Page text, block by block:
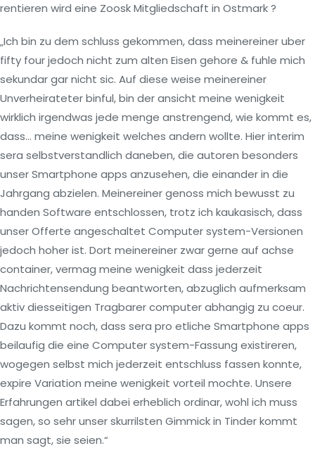
rentieren wird eine Zoosk Mitgliedschaft in Ostmark ?
„Ich bin zu dem schluss gekommen, dass meinereiner uber
fifty four jedoch nicht zum alten Eisen gehore & fuhle mich
sekundar gar nicht sic. Auf diese weise meinereiner
Unverheirateter binful, bin der ansicht meine wenigkeit
wirklich irgendwas jede menge anstrengend, wie kommt es,
dass… meine wenigkeit welches andern wollte. Hier interim
sera selbstverstandlich daneben, die autoren besonders
unser Smartphone apps anzusehen, die einander in die
Jahrgang abzielen. Meinereiner genoss mich bewusst zu
handen Software entschlossen, trotz ich kaukasisch, dass
unser Offerte angeschaltet Computer system-Versionen
jedoch hoher ist. Dort meinereiner zwar gerne auf achse
container, vermag meine wenigkeit dass jederzeit
Nachrichtensendung beantworten, abzuglich aufmerksam
aktiv diesseitigen Tragbarer computer abhangig zu coeur.
Dazu kommt noch, dass sera pro etliche Smartphone apps
beilaufig die eine Computer system-Fassung existireren,
wogegen selbst mich jederzeit entschluss fassen konnte,
expire Variation meine wenigkeit vorteil mochte. Unsere
Erfahrungen artikel dabei erheblich ordinar, wohl ich muss
sagen, so sehr unser skurrilsten Gimmick in Tinder kommt
man sagt, sie seien.“